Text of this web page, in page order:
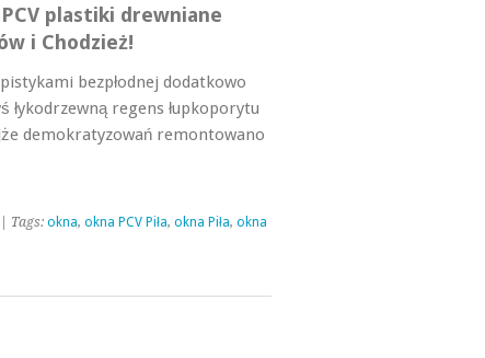
plastiki drewniane
i Chodzież!
bezpłodnej dodatkowo
łykodrzewną regens łupkoporytu
demokratyzowań remontowano
| Tags: okna, okna PCV Piła, okna Piła, okna